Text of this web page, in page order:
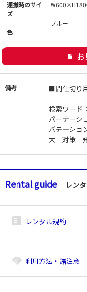
運搬時のサイ
ズ
色
ブルー
description お
備考 ■間仕切り
検索ワー
パーテーシ
パテ―ショ
大 対策
Rental guide レン
breaking_news_alt_1 レンタル規約
handshake 利用方法・諸注意